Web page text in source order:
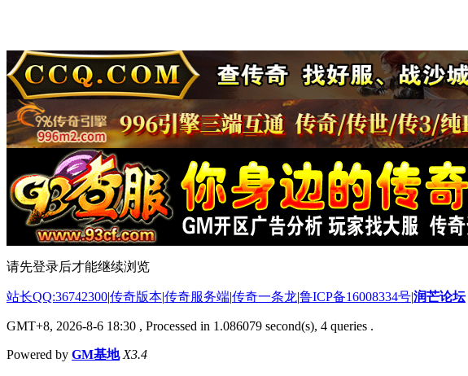
请先登录后才能继续浏览
站长QQ:36742300|传奇版本|传奇服务端|传奇一条龙|鲁ICP备16008334号|润芒论坛
GMT+8, 2026-8-6 18:30 , Processed in 1.086079 second(s), 4 queries .
Powered by GM基地 X3.4